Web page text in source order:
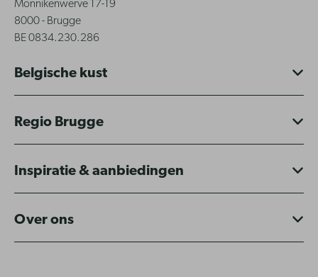
Monnikenwerve 17-19
8000 - Brugge
BE 0834.230.286
Belgische kust
Regio Brugge
Inspiratie & aanbiedingen
Over ons